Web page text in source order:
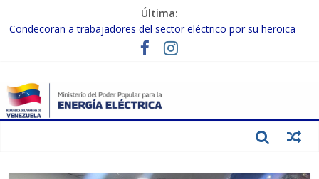
Última:
Condecoran a trabajadores del sector eléctrico por su heroica
labor tras el doble sismo del 24-J
Gobierno Nacional coordina acciones con el sector privado para
Inspeccionan trabajos de rehabilitación en instalaciones del SEN
en Carabobo
Gobierno Nacional activa plan preventivo para fortalecer el SEN